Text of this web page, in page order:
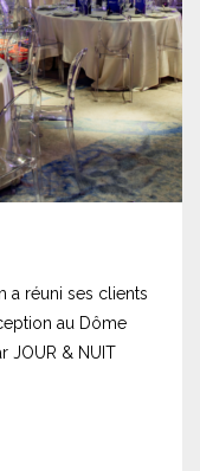
a réuni ses clients
au Dôme
JOUR & NUIT